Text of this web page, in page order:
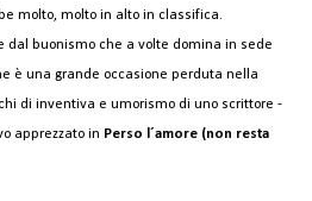
molto, molto in alto in classifica.
dal buonismo che a volte domina in sede
è una grande occasione perduta nella
di inventiva e umorismo di uno scrittore -
apprezzato in Perso l´amore (non resta